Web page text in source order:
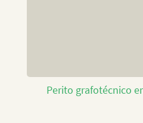
Perito grafotécnico